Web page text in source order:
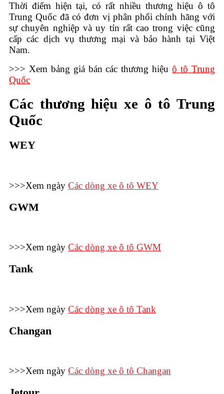
thương
hiệu
Thời điểm hiện tại, có rất nhiều thương hiệu ô tô
Trung Quốc đã có đơn vị phân phối chính hãng với
sự chuyên nghiệp và uy tín rất cao trong việc cũng
cấp các dịch vụ thương mại và bảo hành tại Việt
Nam.
>>> Xem bảng giá bán các thương hiệuô tô Trung
Quốc
Các thương hiệu xe ô tô Trung
Quốc
WEY
>>>Xem ngày Các dòng xe ô tô WEY
GWM
>>>Xem ngày Các dòng xe ô tô GWM
Tank
>>>Xem ngày Các dòng xe ô tô Tank
Changan
>>>Xem ngày Các dòng xe ô tô Changan